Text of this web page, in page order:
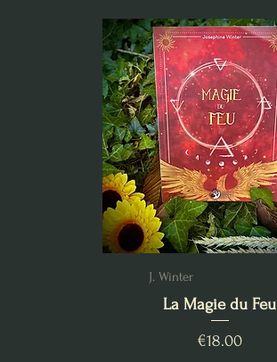
J. Winter
La Magie du Feu
Price
€18.00